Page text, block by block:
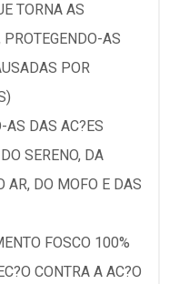
TORNA AS
AS
POR
AS DAS AC?ES
SERENO, DA
AR, DO MOFO E DAS
FOSCO 100%
CONTRA A AC?O